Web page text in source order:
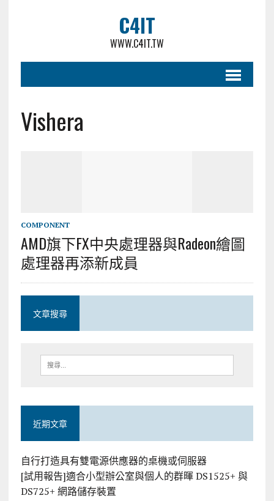
C4IT
WWW.C4IT.TW
Vishera
COMPONENT
AMD旗下FX中央處理器與Radeon繪圖
處理器再添新成員
文章搜尋
近期文章
自行打造具有雙電源供應器的桌機或伺服器
[試用報告]適合小型辦公室與個人的群暉 DS1525+ 與
DS725+ 網路儲存裝置